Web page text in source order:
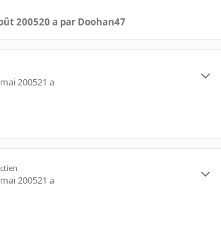
200520 a par Doohan47
200521 a
200521 a